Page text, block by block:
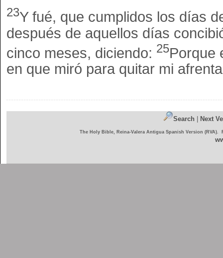
23Y fué, que cumplidos los días
después de aquellos días
cinco meses, diciendo: 25Porque
en que miró para quitar mi
Search Next
The Holy Bible, Reina-Valera Antigua Spanish Version